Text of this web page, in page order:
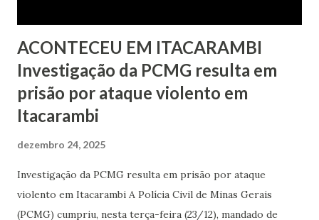
ACONTECEU EM ITACARAMBI
Investigação da PCMG resulta em
prisão por ataque violento em
Itacarambi
dezembro 24, 2025
Investigação da PCMG resulta em prisão por ataque
violento em Itacarambi A Polícia Civil de Minas Gerais
(PCMG) cumpriu, nesta terça-feira (23/12), mandado de